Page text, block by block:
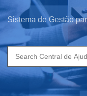
Sistema de Gestão
Search
for: